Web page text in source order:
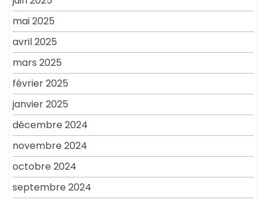
mai 2025
avril 2025
mars 2025
février 2025
janvier 2025
décembre 2024
novembre 2024
octobre 2024
septembre 2024